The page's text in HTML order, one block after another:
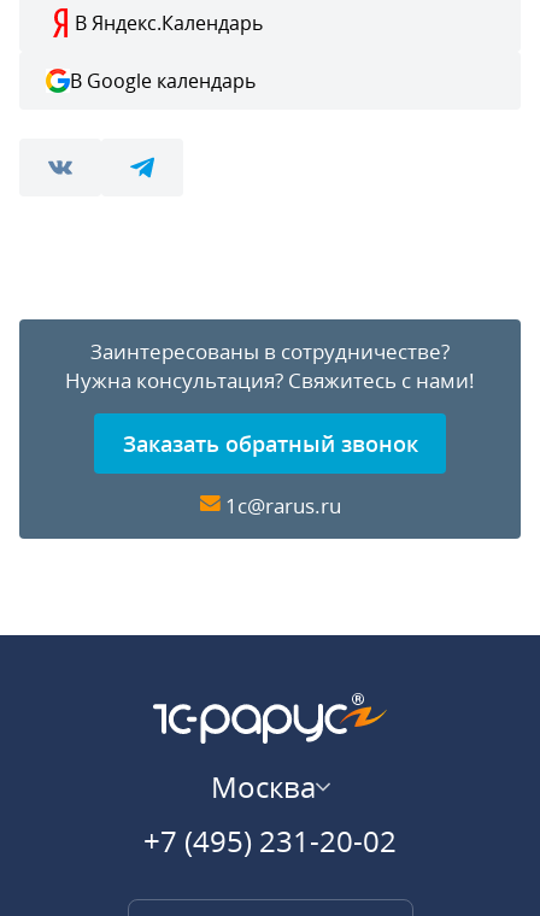
В Яндекс.Календарь
В Google календарь
Заинтересованы в сотрудничестве?
Нужна консультация? Свяжитесь с нами!
Заказать обратный звонок
1c@rarus.ru
Москва
+7 (495) 231-20-02